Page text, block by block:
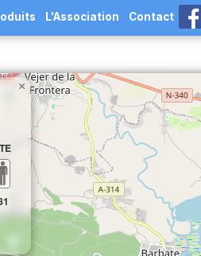
L'Association Contact
×